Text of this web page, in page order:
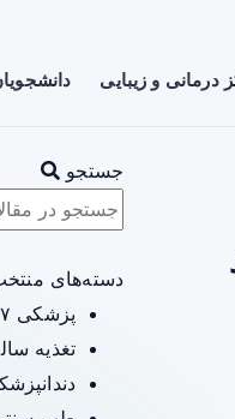
درمانی و زیبایی
جستجو
دسته‌های
پزشکی
تغذیه